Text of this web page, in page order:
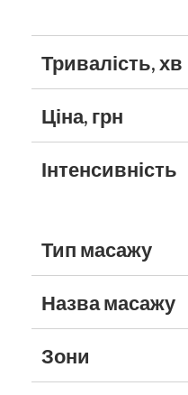
Тривалість, хв
Ціна, грн
Інтенсивність
Тип масажу
Назва масажу
Зони